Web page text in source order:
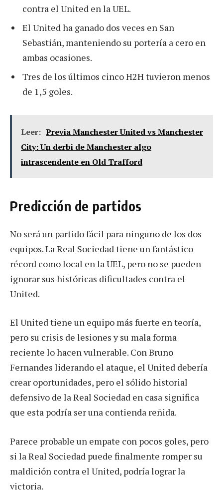
contra el United en la UEL.
El United ha ganado dos veces en San
Sebastián, manteniendo su portería a cero en
ambas ocasiones.
Tres de los últimos cinco H2H tuvieron menos
de 1,5 goles.
Leer: Previa Manchester United vs Manchester
City: Un derbi de Manchester algo
intrascendente en Old Trafford
Predicción de partidos
No será un partido fácil para ninguno de los dos
equipos. La Real Sociedad tiene un fantástico
récord como local en la UEL, pero no se pueden
ignorar sus históricas dificultades contra el
United.
El United tiene un equipo más fuerte en teoría,
pero su crisis de lesiones y su mala forma
reciente lo hacen vulnerable. Con Bruno
Fernandes liderando el ataque, el United debería
crear oportunidades, pero el sólido historial
defensivo de la Real Sociedad en casa significa
que esta podría ser una contienda reñida.
Parece probable un empate con pocos goles, pero
si la Real Sociedad puede finalmente romper su
maldición contra el United, podría lograr la
victoria.